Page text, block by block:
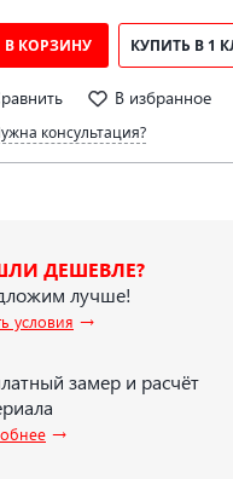
В КОРЗИНУ КУПИТЬ В 1
В избранное
консультация?
ДЕШЕВЛЕ?
лучше!
условия →
замер и расчёт
→